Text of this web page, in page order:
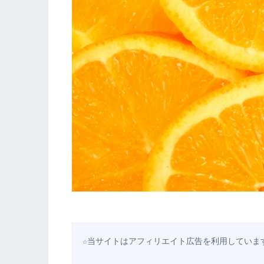
☆当サイトはアフィリエイト広告を利用していま